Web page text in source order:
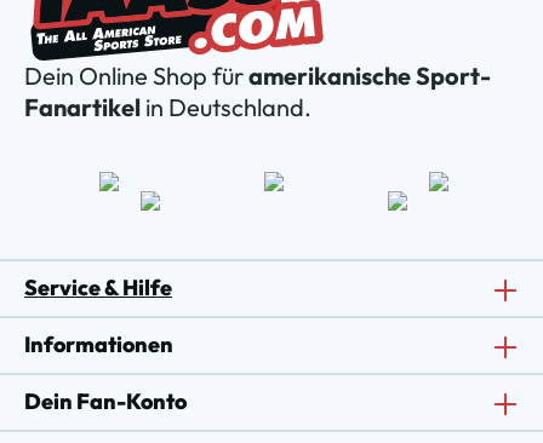
Dein Online Shop füramerikanische Sport-
Fanartikel in Deutschland.
Service & Hilfe
Informationen
Dein Fan-Konto